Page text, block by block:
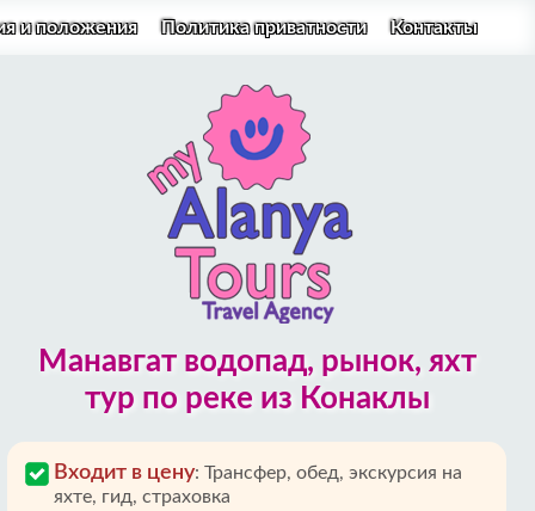
и положения Политика приватности Контакты
Манавгат водопад, рынок, яхт
тур по реке из Конаклы
Входит в цену: Трансфер, обед, экскурсия на
яхте, гид, страховка